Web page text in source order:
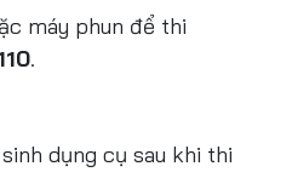
máy phun để thi
.
dụng cụ sau khi thi